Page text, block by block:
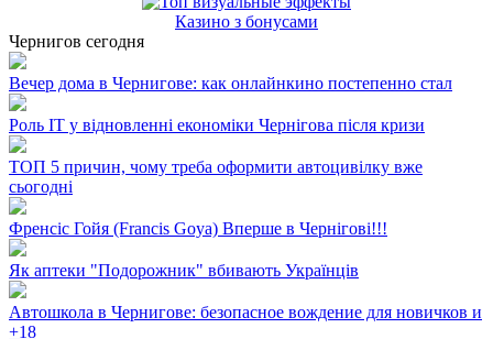
Казино з бонусами
Чернигов сегодня
Вечер дома в Чернигове: как онлайнкино постепенно стал
Роль ІТ у відновленні економіки Чернігова після кризи
ТОП 5 причин, чому треба оформити автоцивілку вже
сьогодні
Френсіс Гойя (Francis Goya) Вперше в Чернігові!!!
Як аптеки "Подорожник" вбивають Українців
Автошкола в Чернигове: безопасное вождение для новичков и
+18